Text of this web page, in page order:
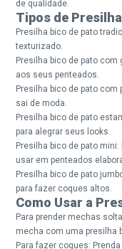
de qualidade.
Tipos de
Presilha bico de pato
texturizado.
Presilha bico de pato
aos seus penteados.
Presilha bico de pato
sai de moda.
Presilha bico de pato
para alegrar seus looks.
Presilha bico de pato
usar em penteados
Presilha bico de pato
para fazer coques altos.
Como Usar a
Para prender mechas
mecha com uma presilha
Para fazer coques: